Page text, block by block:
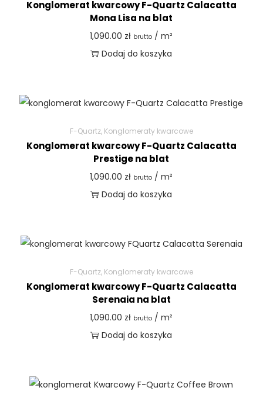
Konglomerat kwarcowy F-Quartz Calacatta
Mona Lisa na blat
1,090.00 zł brutto / m²
Dodaj do koszyka
F-Quartz, Konglomeraty kwarcowe
Konglomerat kwarcowy F-Quartz Calacatta
Prestige na blat
1,090.00 zł brutto / m²
Dodaj do koszyka
F-Quartz, Konglomeraty kwarcowe
Konglomerat kwarcowy F-Quartz Calacatta
Serenaia na blat
1,090.00 zł brutto / m²
Dodaj do koszyka